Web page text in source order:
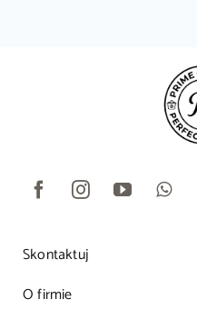
Skontaktuj
O firmie